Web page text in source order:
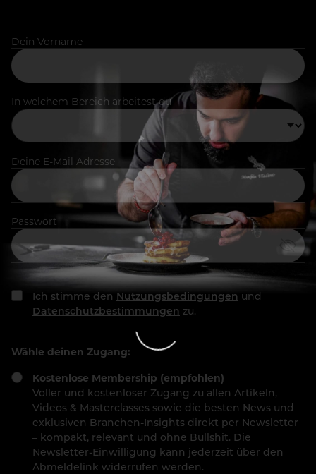
Dein Vorname
In welchem Bereich arbeitest du
Deine E-Mail Adresse
Passwort
Ich stimme den Nutzungsbedingungen und
Datenschutzbestimmungen zu.
Wähle deinen Zugang:
Kostenlose Membership (empfohlen)
Voller und kostenloser Zugang zu allen Artikeln,
Videos & Masterclasses sowie die besten News und
exklusiven Branchen-Insights direkt per Newsletter
– kompakt, relevant und ohne Bullshit. Die
Newsletter-Einwilligung kann jederzeit über den
Abmeldelink widerrufen werden.